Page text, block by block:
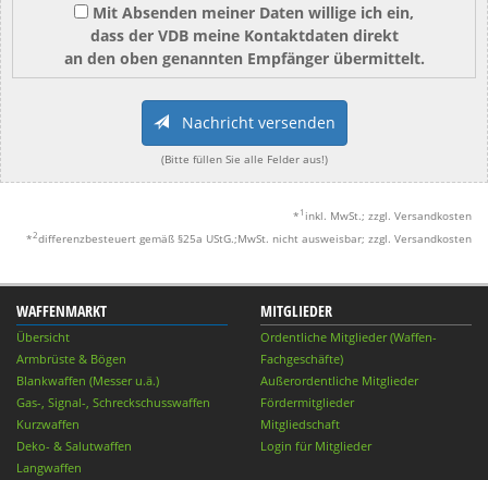
Mit Absenden meiner Daten willige ich ein,
dass der VDB meine Kontaktdaten direkt
an den oben genannten Empfänger übermittelt.
Nachricht versenden
(Bitte füllen Sie alle Felder aus!)
* 1 inkl. MwSt.; zzgl. Versandkosten
*2differenzbesteuert gemäß §25a UStG.;MwSt. nicht ausweisbar; zzgl. Versandkosten
WAFFENMARKT
Übersicht
Armbrüste & Bögen
Blankwaffen (Messer u.ä.)
Gas-, Signal-, Schreckschusswaffen
Kurzwaffen
Deko- & Salutwaffen
Langwaffen
MITGLIEDER
Ordentliche Mitglieder (Waffen-
Fachgeschäfte)
Außerordentliche Mitglieder
Fördermitglieder
Mitgliedschaft
Login für Mitglieder